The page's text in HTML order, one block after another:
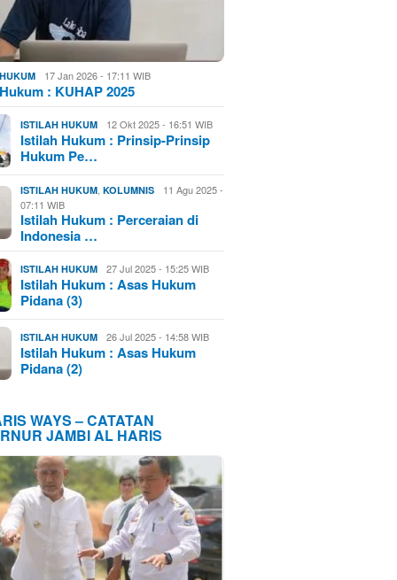
17 Jan 2026 - 17:11 WIB
: KUHAP 2025
ISTILAH HUKUM 12 Okt 2025 - 16:51 WIB
Istilah Hukum : Prinsip-Prinsip
Hukum Pe…
ISTILAH HUKUM ,KOLUMNIS
11 Agu 2025 -
07:11 WIB
Istilah Hukum : Perceraian di
Indonesia …
ISTILAH HUKUM 27 Jul 2025 - 15:25 WIB
Istilah Hukum : Asas Hukum
Pidana (3)
ISTILAH HUKUM 26 Jul 2025 - 14:58 WIB
Istilah Hukum : Asas Hukum
Pidana (2)
WAYS – CATATAN
JAMBI AL HARIS